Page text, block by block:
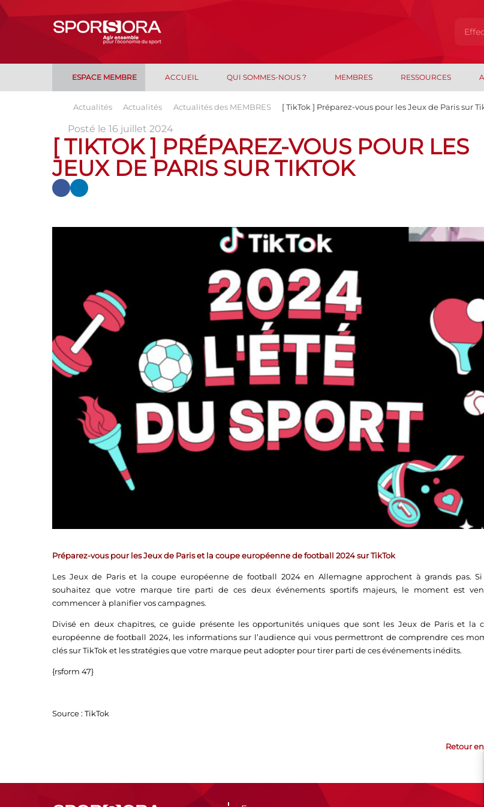
ESPACE MEMBRE ACCUEIL QUI SOMMES-NOUS ? MEMBRES RESSOURCES
Actualités Actualités Actualités des MEMBRES [ TikTok ] Préparez-vous pour les Jeux de Paris sur
Posté le 16 juillet 2024
[ TIKTOK ] PRÉPAREZ-VOUS POUR LES
JEUX DE PARIS SUR TIKTOK
Préparez-vous pour les Jeux de Paris et la coupe européenne de football 2024 sur TikTok
Les Jeux de Paris et la coupe européenne de football 2024 en Allemagne approchent à grands pas. Si
souhaitez que votre marque tire parti de ces deux événements sportifs majeurs, le moment est
commencer à planifier vos campagnes.
Divisé en deux chapitres, ce guide présente les opportunités uniques que sont les Jeux de Paris et la
européenne de football 2024, les informations sur l’audience qui vous permettront de comprendre ces
clés sur TikTok et les stratégies que votre marque peut adopter pour tirer parti de ces événements inédits.
{rsform 47}
Source : TikTok
Retour en